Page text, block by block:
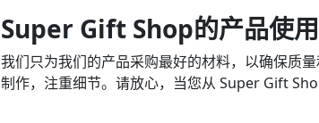
Super Gift Shop的产品使用
我们只为我们的产品采购最好的材料，以确保质
制作，注重细节。请放心，当您从 Super Gift